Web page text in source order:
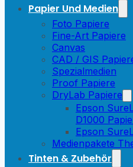
Papier Und Medien
Foto Papiere
Fine-Art Papiere
Canvas
CAD / GIS
Spezialmedien
Proof Papiere
DryLab Papiere
Epson
D1000
Epson
Medienpakete
Tinten & Zubehör